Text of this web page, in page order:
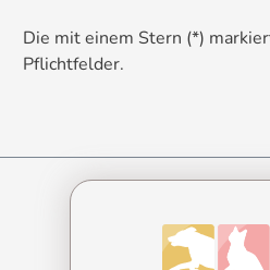
Die mit einem Stern (*)
Pflichtfelder.